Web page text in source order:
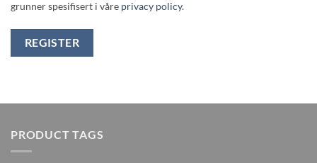
grunner spesifisert i våre privacy policy.
REGISTER
PRODUCT TAGS